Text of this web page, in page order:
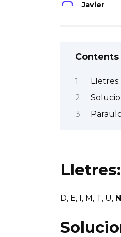
Javier
Contents
Lletres:
Lletres:
D, E, I, M, T, U, N